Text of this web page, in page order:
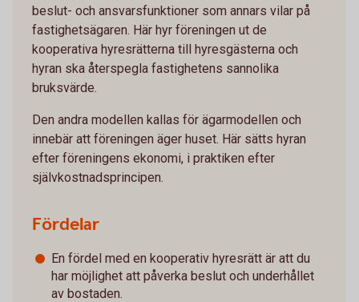
beslut- och ansvarsfunktioner som annars vilar på
fastighetsägaren. Här hyr föreningen ut de
kooperativa hyresrätterna till hyresgästerna och
hyran ska återspegla fastighetens sannolika
bruksvärde.
Den andra modellen kallas för ägarmodellen och
innebär att föreningen äger huset. Här sätts hyran
efter föreningens ekonomi, i praktiken efter
självkostnadsprincipen.
Fördelar
En fördel med en kooperativ hyresrätt är att du
har möjlighet att påverka beslut och underhållet
av bostaden.